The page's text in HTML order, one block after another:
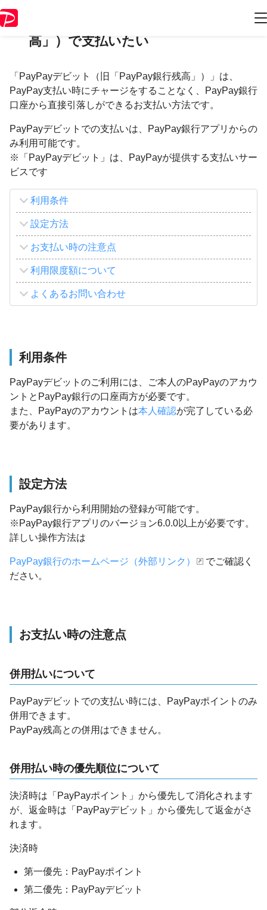
PayPayデビット（旧「PayPay銀行残
高」）で支払いたい
「PayPayデビット（旧「PayPay銀行残高」）」は、
PayPay支払い時にチャージをすることなく、PayPay銀行
口座から直接引落しができるお支払い方法です。
PayPayデビットでの支払いは、PayPay銀行アプリからの
み利用可能です。
※「PayPayデビット」は、PayPayが提供する支払いサー
ビスです
利用条件
設定方法
お支払い時の注意点
利用限度額について
よくあるお問い合わせ
利用条件
PayPayデビットのご利用には、ご本人のPayPayのアカウ
ントとPayPay銀行の口座両方が必要です。
また、PayPayのアカウントは本人確認が完了している必
要があります。
設定方法
PayPay銀行から利用開始の登録が可能です。
※PayPay銀行アプリのバージョン6.0.0以上が必要です。
詳しい操作方法は
PayPay銀行のホームページ（外部リンク）
でご確認く
ださい。
お支払い時の注意点
併用払いについて
PayPayデビットでの支払い時には、PayPayポイントのみ
併用できます。
PayPay残高との併用はできません。
併用払い時の優先順位について
決済時は「PayPayポイント」から優先して消化されます
が、​返金時は「PayPayデビット」から優先して返金がさ
れます。​
決済時
第一優先：PayPayポイント
第二優先：PayPayデビット